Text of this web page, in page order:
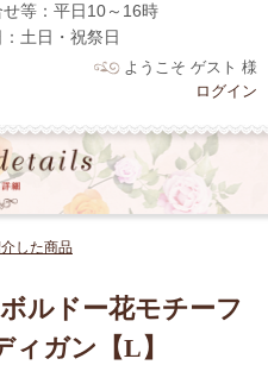
せ等：平日10～16時
土日・祝祭日
ようこそ ゲスト 様
ログイン
した商品
ルドー花モチーフ
ィガン【L】